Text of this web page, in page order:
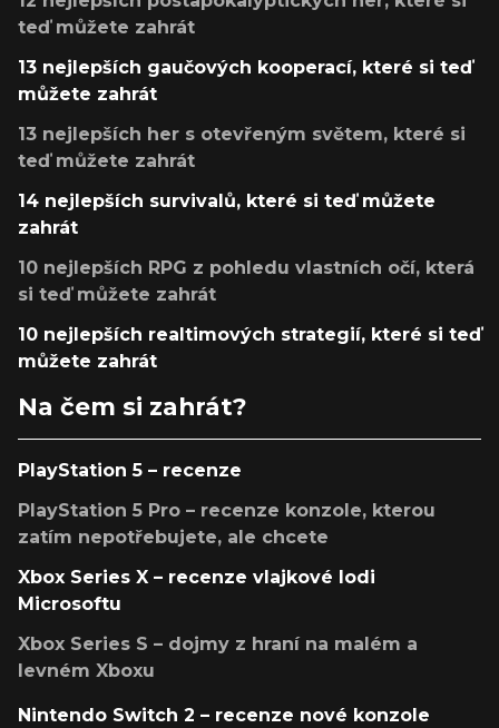
teď můžete zahrát
13 nejlepších gaučových kooperací, které si teď
můžete zahrát
13 nejlepších her s otevřeným světem, které si
teď můžete zahrát
14 nejlepších survivalů, které si teď můžete
zahrát
10 nejlepších RPG z pohledu vlastních očí, která
si teď můžete zahrát
10 nejlepších realtimových strategií, které si teď
můžete zahrát
Na čem si zahrát?
PlayStation 5 – recenze
PlayStation 5 Pro – recenze konzole, kterou
zatím nepotřebujete, ale chcete
Xbox Series X – recenze vlajkové lodi
Microsoftu
Xbox Series S – dojmy z hraní na malém a
levném Xboxu
Nintendo Switch 2 – recenze nové konzole